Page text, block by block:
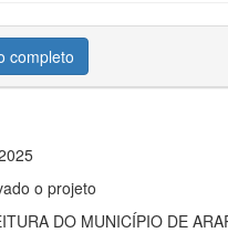
completo
o projeto
DO MUNICÍPIO DE